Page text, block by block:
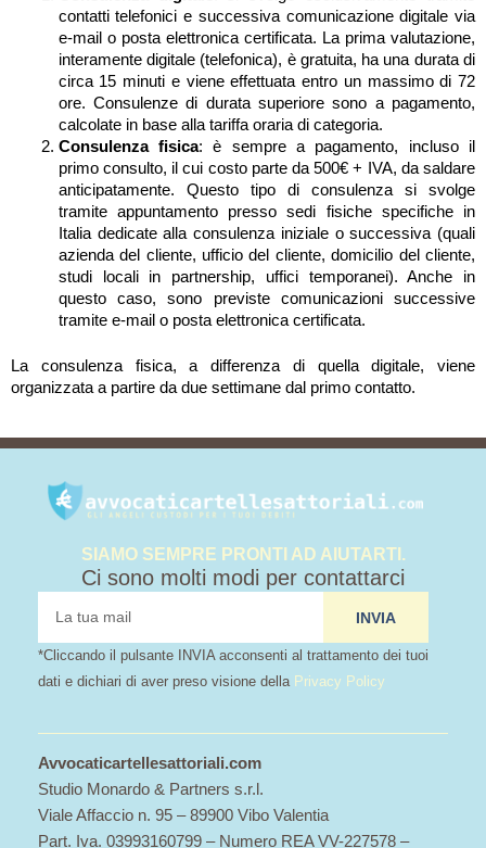
contatti telefonici e successiva comunicazione digitale via
e-mail o posta elettronica certificata. La prima valutazione,
interamente digitale (telefonica), è gratuita, ha una durata di
circa 15 minuti e viene effettuata entro un massimo di 72
ore. Consulenze di durata superiore sono a pagamento,
calcolate in base alla tariffa oraria di categoria.
Consulenza fisica: è sempre a pagamento, incluso il
primo consulto, il cui costo parte da 500€ + IVA, da saldare
anticipatamente. Questo tipo di consulenza si svolge
tramite appuntamento presso sedi fisiche specifiche in
Italia dedicate alla consulenza iniziale o successiva (quali
azienda del cliente, ufficio del cliente, domicilio del cliente,
studi locali in partnership, uffici temporanei). Anche in
questo caso, sono previste comunicazioni successive
tramite e-mail o posta elettronica certificata.
La consulenza fisica, a differenza di quella digitale, viene
organizzata a partire da due settimane dal primo contatto.
SIAMO SEMPRE PRONTI AD AIUTARTI.
Ci sono molti modi per contattarci
INVIA
*Cliccando il pulsante INVIA acconsenti al trattamento dei tuoi
dati e dichiari di aver preso visione della Privacy Policy
Avvocaticartellesattoriali.com
Studio Monardo & Partners s.r.l.
Viale Affaccio n. 95 – 89900 Vibo Valentia
Part. Iva. 03993160799 – Numero REA VV-227578 –